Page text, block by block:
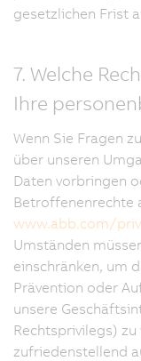
gesetzlichen Frist
7. Welche
Ihre
Wenn Sie Fragen
über unseren
Daten vorbringen
Betroffenenrechte
www.abb.com/
Umständen
einschränken, um
Prävention oder
unsere
Rechtsprivilegs)
zufriedenstellend